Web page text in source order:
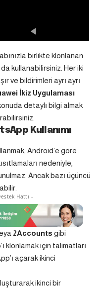
birlikte klonlanan
kullanabilirsiniz. Her iki
ve bildirimleri ayrı ayrı
İkiz Uygulaması
detaylı bilgi almak
Kullanımı
Android’e göre
nedeniyle,
Ancak bazı üçüncü
Hattı -
2Accounts gibi
klonlamak için talimatları
açarak ikinci
ikinci bir